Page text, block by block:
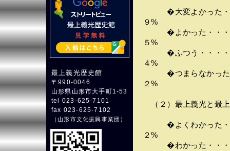
最上義光歴史館
〒990-0046
山形県山形市大手町1-53
tel 023-625-7101
fax 023-625-7102
（山形市文化振興事業団 ）
�大変よかった・・
９%
�よかった・・・・
５%
�ふつう・・・・・
４%
�つまらなかった・
２%
（２）最上義光と最
�よくわかった・・
２%
�わかった・・・・